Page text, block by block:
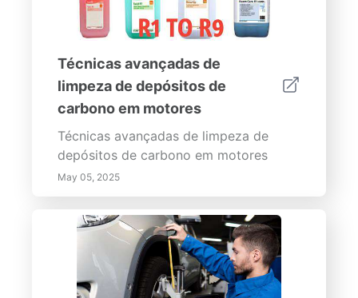
Técnicas avançadas de
limpeza de depósitos de
carbono em motores
Técnicas avançadas de limpeza de
depósitos de carbono em motores
May 05, 2025